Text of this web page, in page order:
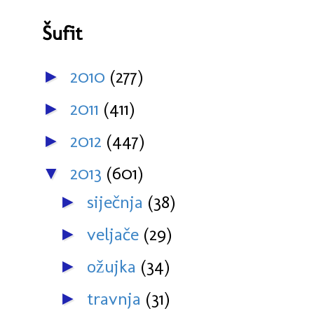
Šufit
► 2010 (277)
► 2011 (411)
► 2012 (447)
▼ 2013 (601)
► siječnja (38)
► veljače (29)
► ožujka (34)
► travnja (31)